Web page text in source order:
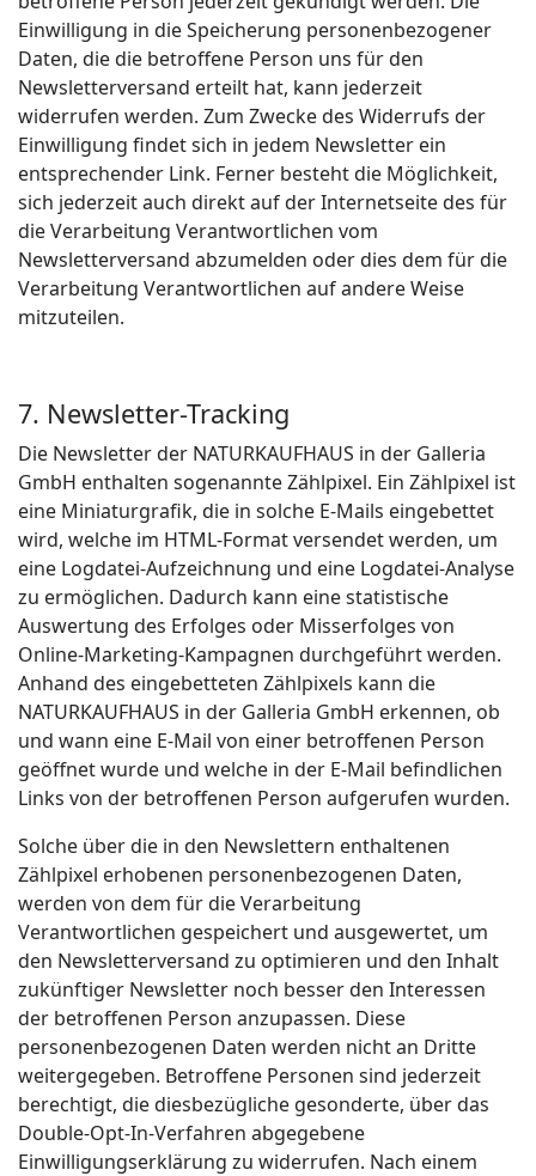
Einwilligung in die Speicherung personenbezogener
Daten, die die betroffene Person uns für den
Newsletterversand erteilt hat, kann jederzeit
widerrufen werden. Zum Zwecke des Widerrufs der
Einwilligung findet sich in jedem Newsletter ein
entsprechender Link. Ferner besteht die Möglichkeit,
sich jederzeit auch direkt auf der Internetseite des für
die Verarbeitung Verantwortlichen vom
Newsletterversand abzumelden oder dies dem für die
Verarbeitung Verantwortlichen auf andere Weise
mitzuteilen.
7. Newsletter-Tracking
Die Newsletter der NATURKAUFHAUS in der Galleria
GmbH enthalten sogenannte Zählpixel. Ein Zählpixel ist
eine Miniaturgrafik, die in solche E-Mails eingebettet
wird, welche im HTML-Format versendet werden, um
eine Logdatei-Aufzeichnung und eine Logdatei-Analyse
zu ermöglichen. Dadurch kann eine statistische
Auswertung des Erfolges oder Misserfolges von
Online-Marketing-Kampagnen durchgeführt werden.
Anhand des eingebetteten Zählpixels kann die
NATURKAUFHAUS in der Galleria GmbH erkennen, ob
und wann eine E-Mail von einer betroffenen Person
geöffnet wurde und welche in der E-Mail befindlichen
Links von der betroffenen Person aufgerufen wurden.
Solche über die in den Newslettern enthaltenen
Zählpixel erhobenen personenbezogenen Daten,
werden von dem für die Verarbeitung
Verantwortlichen gespeichert und ausgewertet, um
den Newsletterversand zu optimieren und den Inhalt
zukünftiger Newsletter noch besser den Interessen
der betroffenen Person anzupassen. Diese
personenbezogenen Daten werden nicht an Dritte
weitergegeben. Betroffene Personen sind jederzeit
berechtigt, die diesbezügliche gesonderte, über das
Double-Opt-In-Verfahren abgegebene
Einwilligungserklärung zu widerrufen. Nach einem